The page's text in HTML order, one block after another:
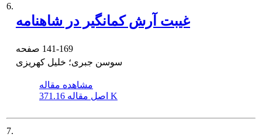
6.
غیبت آرش کمانگیر در شاهنامه
141-169
سوسن جبری؛ خلیل کهریزی
مشاهده مقاله
اصل مقاله 371.16 K
7.